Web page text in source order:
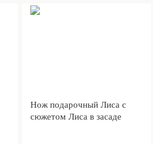
Нож подарочный Лиса с
сюжетом Лиса в засаде